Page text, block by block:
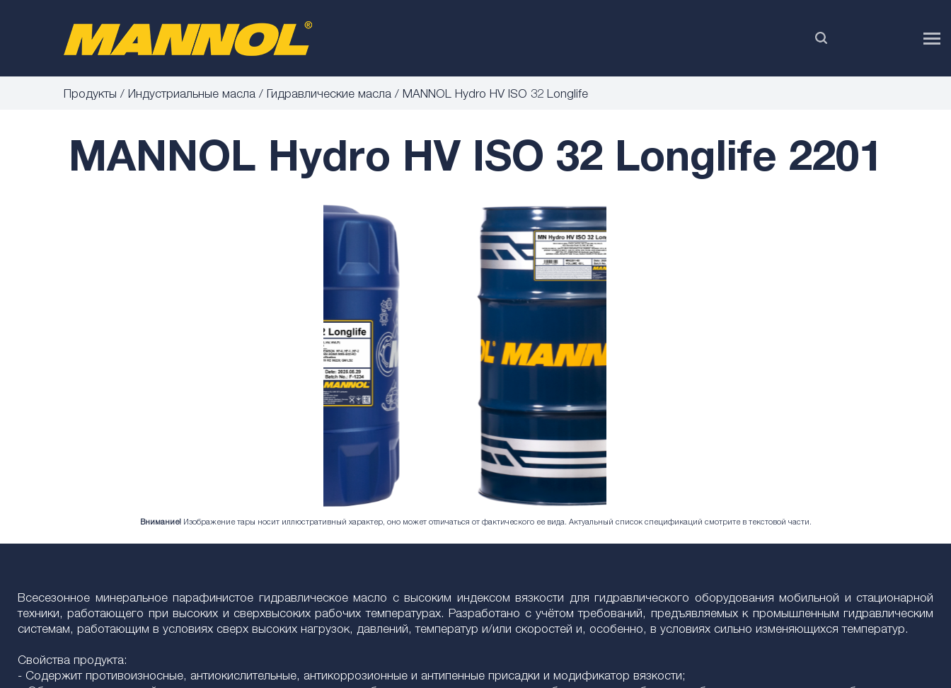
Продукты Индустриальные масла Гидравлические масла MANNOL Hydro HV ISO 32 Longlife
MANNOL Hydro HV ISO 32 Longlife 2201
Внимание! Изображение тары носит иллюстративный характер, оно может отличаться от фактического ее вида. Актуальный список спецификаций смотрите в текстовой части.
Всесезонное минеральное парафинистое гидравлическое масло с высоким индексом вязкости для гидравлического оборудования мобильной и стационарной
техники, работающего при высоких и сверхвысоких рабочих температурах. Разработано с учётом требований, предъявляемых к промышленным гидравлическим
системам, работающим в условиях сверх высоких нагрузок, давлений, температур и/или скоростей и, особенно, в условиях сильно изменяющихся температур.
Свойства продукта:
- Содержит противоизносные, антиокислительные, антикоррозионные и антипенные присадки и модификатор вязкости;